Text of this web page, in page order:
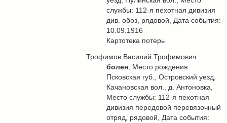
службы: 112-я пехотная дивизия
див. обоз, рядовой, Дата события:
10.09.1916
Картотека потерь
Трофимов Василий Трофимович
болен , Место рождения:
Псковская губ., Островский уезд,
Качановская вол., д. Антоновка,
Место службы: 112-я пехотная
дивизия передовой перевязочный
отряд, рядовой, Дата события: